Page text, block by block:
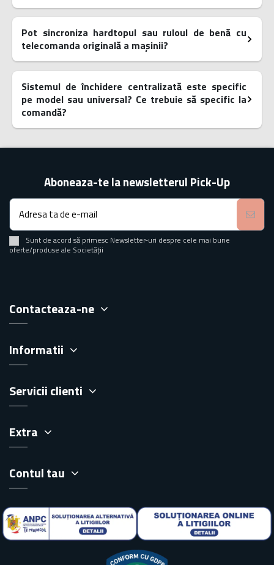
Pot sincroniza hardtopul sau ruloul de benă cu
telecomanda originală a mașinii?
Sistemul de închidere centralizată este specific
pe model sau universal? Ce trebuie să specific la
comandă?
Aboneaza-te la newsletterul Pick-Up
Sunt de acord să primesc Newsletter-uri despre cele mai bune
oferte/produse ale Societății
Contacteaza-ne
Informatii
Servicii clienti
Extra
Contul tau